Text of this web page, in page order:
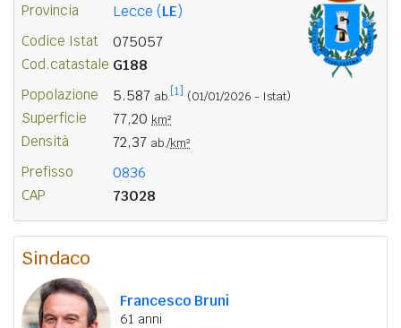
Provincia Lecce (LE)
Codice Istat 075057
Cod.catastale G188
Popolazione 5.587 ab. [1] (01/01/2026 - Istat)
Superficie 77,20 km²
Densità 72,37 ab./km²
Prefisso 0836
CAP 73028
Sindaco
Francesco Bruni
61 anni